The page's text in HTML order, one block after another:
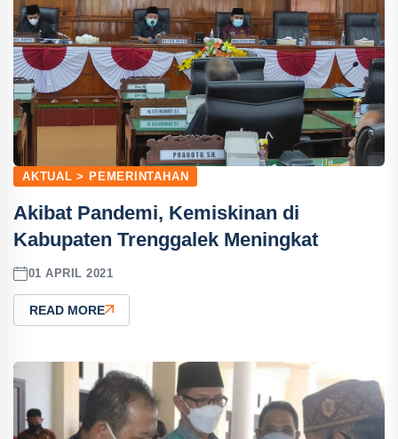
AKTUAL > PEMERINTAHAN
Akibat Pandemi, Kemiskinan di
Kabupaten Trenggalek Meningkat
01 APRIL 2021
READ MORE